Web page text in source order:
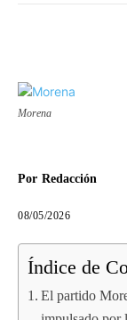
Morena
Por Redacción
08/05/2026
Índice de
El partido